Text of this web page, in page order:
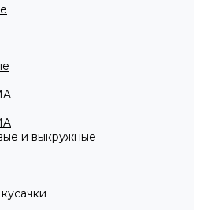
и выкружные